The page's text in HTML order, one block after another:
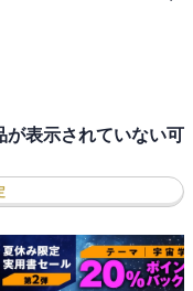
が表示されていない可